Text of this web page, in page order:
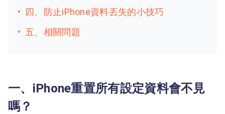
四、防止iPhone資料丟失的小技巧
五、相關問題
一、iPhone重置所有設定資料會不見
嗎？